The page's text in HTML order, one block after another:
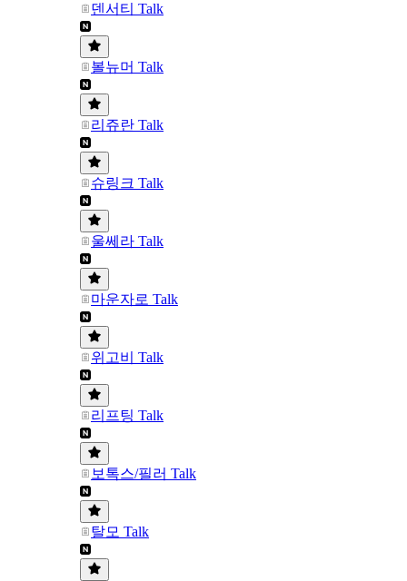
덴서티 Talk
볼뉴머 Talk
리쥬란 Talk
슈링크 Talk
울쎄라 Talk
마운자로 Talk
위고비 Talk
리프팅 Talk
보톡스/필러 Talk
탈모 Talk